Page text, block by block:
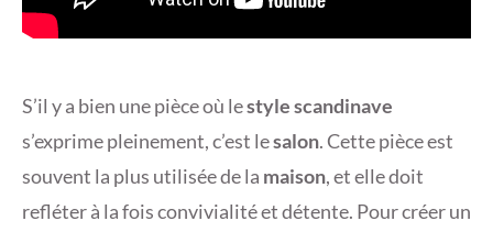
S’il y a bien une pièce où lestyle scandinave
s’exprime pleinement, c’est lesalon. Cette pièce est
souvent la plus utilisée de la maison, et elle doit
refléter à la fois convivialité et détente. Pour créer un